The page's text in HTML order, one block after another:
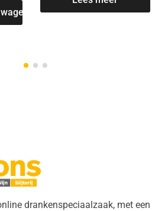
drankenspeciaalzaak, met een